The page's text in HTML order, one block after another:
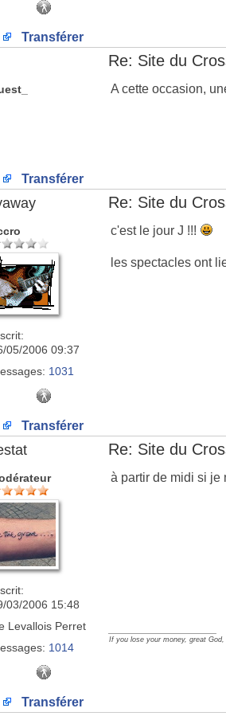
Transférer
Re: Site du
A cette occasion,
Transférer
Re: Site du
05/2006 09:37
1031
c'est le jour J !!!
les spectacles ont
Transférer
Re: Site du
03/2006 15:48
Levallois Perret
1014
à partir de midi si je
If you lose your money, great
Transférer